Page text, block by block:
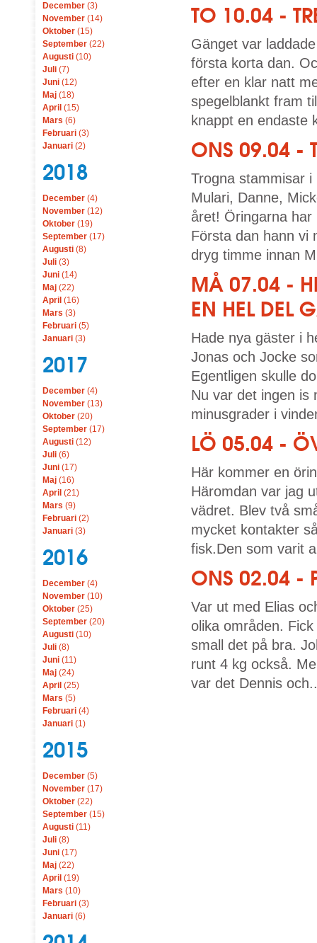
December (3)
November (14)
Oktober (15)
September (22)
Augusti (10)
Juli (7)
Juni (12)
Maj (18)
April (15)
Mars (6)
Februari (3)
Januari (2)
2018
December (4)
November (12)
Oktober (19)
September (17)
Augusti (8)
Juli (3)
Juni (14)
Maj (22)
April (16)
Mars (3)
Februari (5)
Januari (3)
2017
December (4)
November (13)
Oktober (20)
September (17)
Augusti (12)
Juli (6)
Juni (17)
Maj (16)
April (21)
Mars (9)
Februari (2)
Januari (3)
2016
December (4)
November (10)
Oktober (25)
September (20)
Augusti (10)
Juli (8)
Juni (11)
Maj (24)
April (25)
Mars (5)
Februari (4)
Januari (1)
2015
December (5)
November (17)
Oktober (22)
September (15)
Augusti (11)
Juli (8)
Juni (17)
Maj (22)
April (19)
Mars (10)
Februari (3)
Januari (6)
TO 10.04 -
Gänget var
första korta dan.
efter en klar natt
spegelblankt fram
knappt en endaste
ONS 09.04 -
Trogna stammisar
Mulari, Danne,
året! Öringarna
Första dan hann vi
dryg timme innan
MÅ 07.04 -
EN HEL DEL
Hade nya gäster i
Jonas och Jocke
Egentligen skulle
Nu var det ingen is
minusgrader i
LÖ 05.04 -
Här kommer en
Häromdan var jag
vädret. Blev två
mycket kontakter
fisk.Den som varit
ONS 02.04 -
Var ut med Elias
olika områden.
small det på bra.
runt 4 kg också.
var det Dennis